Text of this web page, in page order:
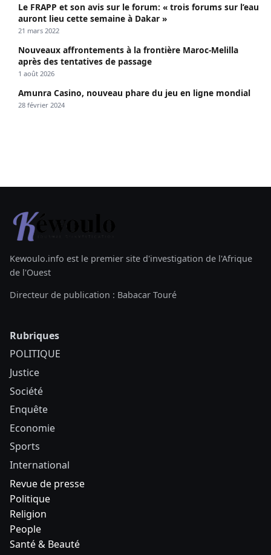
Le FRAPP et son avis sur le forum: « trois forums sur l’eau
auront lieu cette semaine à Dakar »
21 mars 2022
Nouveaux affrontements à la frontière Maroc-Melilla
après des tentatives de passage
1 août 2026
Amunra Casino, nouveau phare du jeu en ligne mondial
28 février 2024
Kewoulo.info est le premier site d'investigation de l'Afrique
de l'Ouest
Directeur de publication : Babacar Touré
Rubriques
POLITIQUE
Justice
Société
Enquête
Economie
Sports
International
Revue de presse
Politique
Religion
People
Santé & Beauté